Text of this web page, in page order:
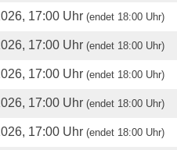
17:00 Uhr (endet 18:00 Uhr)
17:00 Uhr (endet 18:00 Uhr)
17:00 Uhr (endet 18:00 Uhr)
17:00 Uhr (endet 18:00 Uhr)
17:00 Uhr (endet 18:00 Uhr)